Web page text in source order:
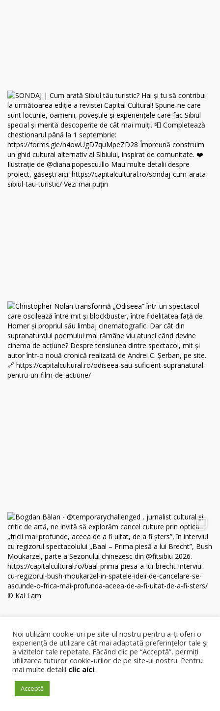
Noi utilizăm cookie-uri pe site-ul nostru pentru a-ți oferi o
experiență de utilizare cât mai adaptată preferințelor tale și
a vizitelor tale repetate. Făcând clic pe “Acceptă”, permiți
utilizarea tuturor cookie-urilor de pe site-ul nostru. Pentru
mai multe detalii clic aici.
Acceptă